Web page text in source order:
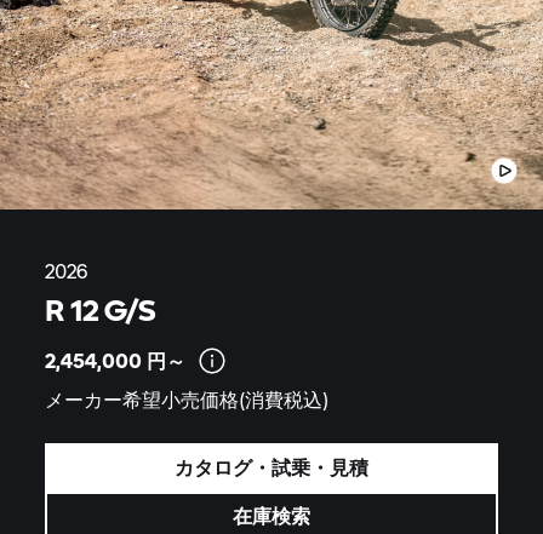
2026
R 12 G/S
2,454,000 円～
メーカー希望小売価格(消費税込)
カタログ・試乗・見積
在庫検索